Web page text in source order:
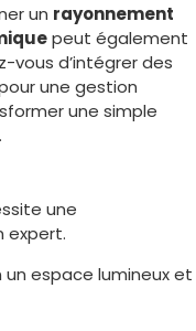
un rayonnement
peut également
vous d’intégrer des
une gestion
une simple
.
une
expert.
espace lumineux et